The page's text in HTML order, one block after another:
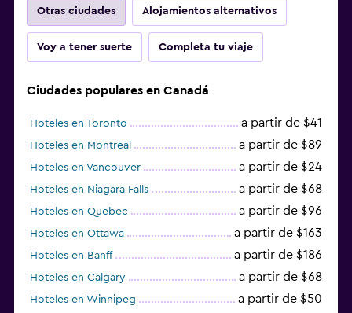
Otras ciudades Alojamientos alternativos
Voy a tener suerte Completa tu viaje
Ciudades populares en Canadá
Hoteles en Toronto a partir de $41
Hoteles en Montreal a partir de $89
Hoteles en Vancouver a partir de $24
Hoteles en Niagara Falls a partir de $68
Hoteles en Quebec a partir de $96
Hoteles en Ottawa a partir de $163
Hoteles en Banff a partir de $186
Hoteles en Calgary a partir de $68
Hoteles en Winnipeg a partir de $50